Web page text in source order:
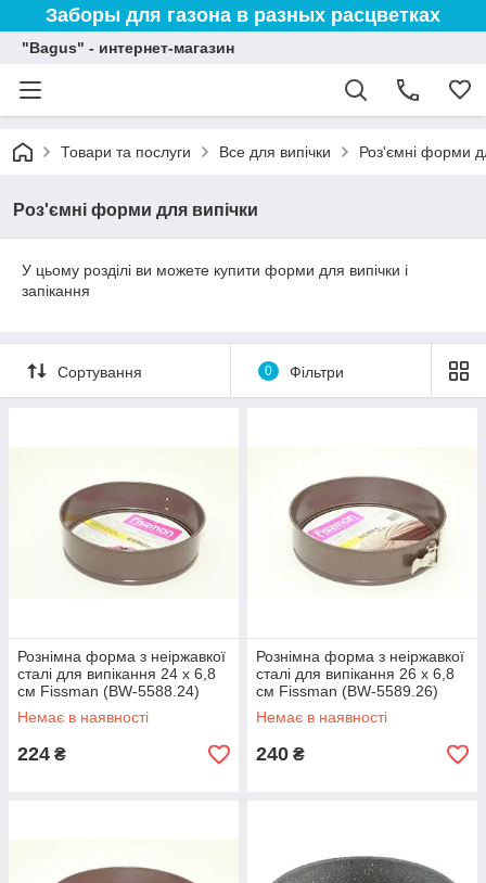
Заборы для газона в разных расцветках
"Bagus" - интернет-магазин
Товари та послуги Все для випічки Роз'ємні форми
Роз'ємні форми для випічки
У цьому розділі ви можете купити форми для випічки і
запікання
Сортування 0 Фільтри
Рознімна форма з неіржавкої
сталі для випікання 24 x 6,8
см Fissman (BW-5588.24)
Немає в наявності
224 ₴
Рознімна форма з неіржавкої
сталі для випікання 26 x 6,8
см Fissman (BW-5589.26)
Немає в наявності
240 ₴